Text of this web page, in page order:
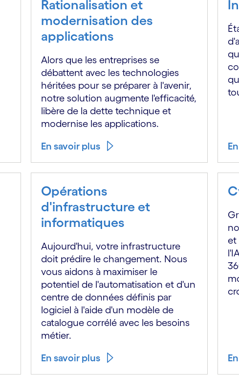
Rationalisation et
modernisation des
applications
Alors que les entreprises se
débattent avec les technologies
héritées pour se préparer à l'avenir,
notre solution augmente l'efficacité,
libère de la dette technique et
modernise les applications.
En savoir plus
Opérations
d'infrastructure et
informatiques
Aujourd'hui, votre infrastructure
doit prédire le changement. Nous
vous aidons à maximiser le
potentiel de l'automatisation et d'un
centre de données définis par
logiciel à l'aide d'un modèle de
catalogue corrélé avec les besoins
métier.
En savoir plus
et